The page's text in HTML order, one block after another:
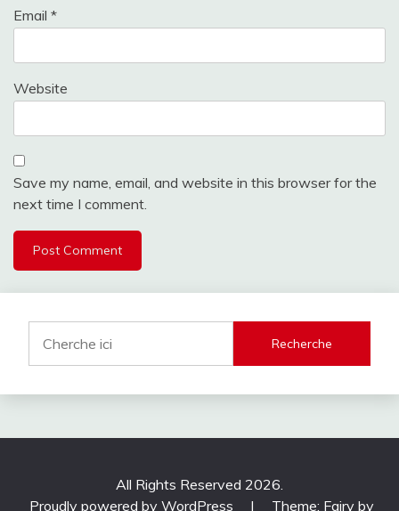
Email *
Website
Save my name, email, and website in this browser for the
next time I comment.
Recherche
All Rights Reserved 2026.
Proudly powered by WordPress
| Theme: Fairy by